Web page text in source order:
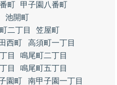
町
甲子園八番町
池開町
二丁目
笠屋町
田西町
高須町一丁目
目
鳴尾町二丁目
目
鳴尾町五丁目
園町
南甲子園一丁目